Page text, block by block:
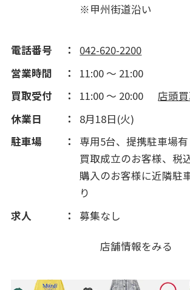
※甲州街道沿い
電話番号
042-620-2200
営業時間
11:00 ～ 21:00
買取受付
11:00 ～ 20:00
店頭
休業日
8月18日(火)
駐車場
専用5台、提携駐車場有
買取成立のお客様、税
購入のお客様に近隣駐
り
求人
募集なし
店舗情報をみる